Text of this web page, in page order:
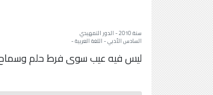
سنة: 2010 - الدور التمهيدي
السادس الأدبي - اللغة العربية -
ليس فيه عيب سوى فرط حلم وسماح